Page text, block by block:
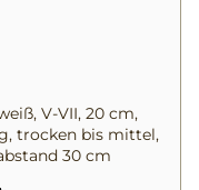
V-VII, 20 cm,
trocken bis mittel,
30 cm